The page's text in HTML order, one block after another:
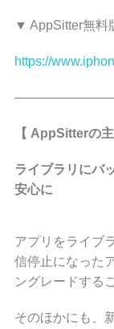
▼ AppSitter無料
https://
【 AppSitterの主
ライブラリにバ
安心に
アプリをライブ
信停止になった
ングレードする
そのほかにも、